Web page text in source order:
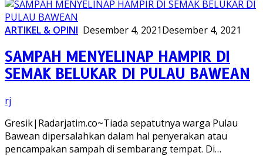
ARTIKEL & OPINI Desember 4, 2021Desember 4, 2021
SAMPAH MENYELINAP HAMPIR DI
SEMAK BELUKAR DI PULAU BAWEAN
rj
Gresik|Radarjatim.co~Tiada sepatutnya warga Pulau
Bawean dipersalahkan dalam hal penyerakan atau
pencampakan sampah di sembarang tempat. Di…